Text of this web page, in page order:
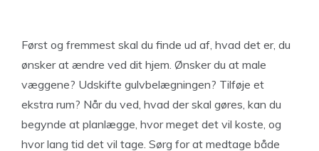
Først og fremmest skal du finde ud af, hvad det er, du
ønsker at ændre ved dit hjem. Ønsker du at male
væggene? Udskifte gulvbelægningen? Tilføje et
ekstra rum? Når du ved, hvad der skal gøres, kan du
begynde at planlægge, hvor meget det vil koste, og
hvor lang tid det vil tage. Sørg for at medtage både